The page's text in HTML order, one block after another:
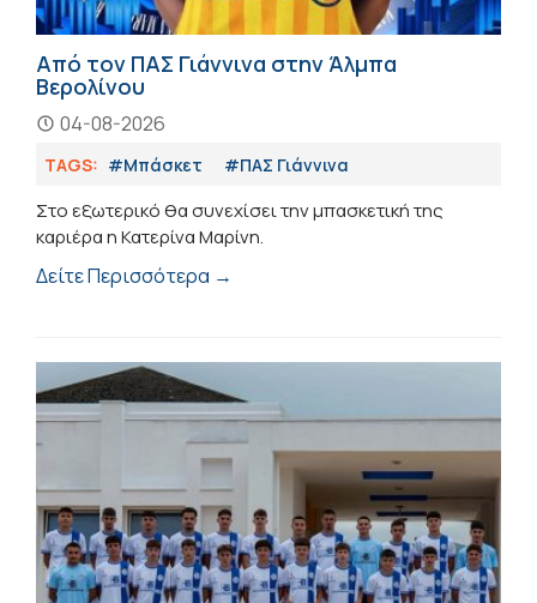
Από τον ΠΑΣ Γιάννινα στην Άλμπα
Βερολίνου
04-08-2026
TAGS: #Μπάσκετ #ΠΑΣ Γιάννινα
Στο εξωτερικό θα συνεχίσει την μπασκετική της
καριέρα η Κατερίνα Μαρίνη.
Δείτε Περισσότερα →